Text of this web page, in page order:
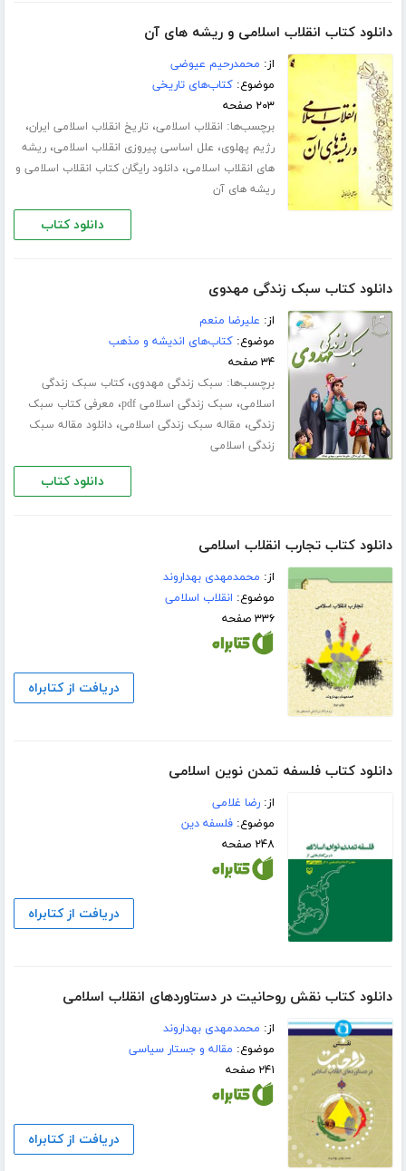
دانلود کتاب انقلاب اسلامی و ریشه های آن
از: محمدرحیم عیوضی
موضوع:کتاب‌های تاریخی
۲۰۳ صفحه
برچسب‌ها: انقلاب اسلامی، تاریخ انقلاب اسلامی ایران،
رژیم پهلوی، علل اساسی پیروزی انقلاب اسلامی،ریشه
های انقلاب اسلامی،دانلود رایگان کتاب انقلاب اسلامی و
ریشه های آن
دانلود کتاب
دانلود کتاب سبک زندگی مهدوی
از: علیرضا منعم
موضوع:کتاب‌های اندیشه و مذهب
۳۴ صفحه
برچسب‌ها: سبک زندگی مهدوی،کتاب سبک زندگی
اسلامی، سبک زندگی اسلامی pdf ، معرفی کتاب سبک
زندگی، مقاله سبک زندگی اسلامی،دانلود مقاله سبک
زندگی اسلامی
دانلود کتاب
دانلود کتاب تجارب انقلاب اسلامی
از: محمدمهدی بهداروند
موضوع: انقلاب اسلامی
۳۳۶ صفحه
دریافت از کتابراه
دانلود کتاب فلسفه تمدن نوین اسلامی
از:رضا غلامی
موضوع:فلسفه دین
۲۴۸ صفحه
دریافت از کتابراه
دانلود کتاب نقش روحانیت در دستاوردهای انقلاب اسلامی
از: محمدمهدی بهداروند
موضوع: مقاله و جستار سیاسی
۲۴۱ صفحه
دریافت از کتابراه